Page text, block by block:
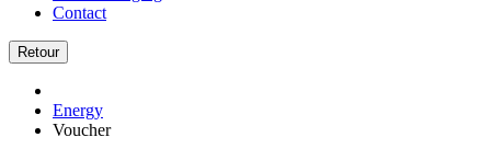
Contact
Retour
Energy
Voucher